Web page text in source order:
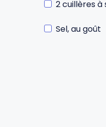
Couteaux tartineurs
2 cuillères à
Sel, au goût